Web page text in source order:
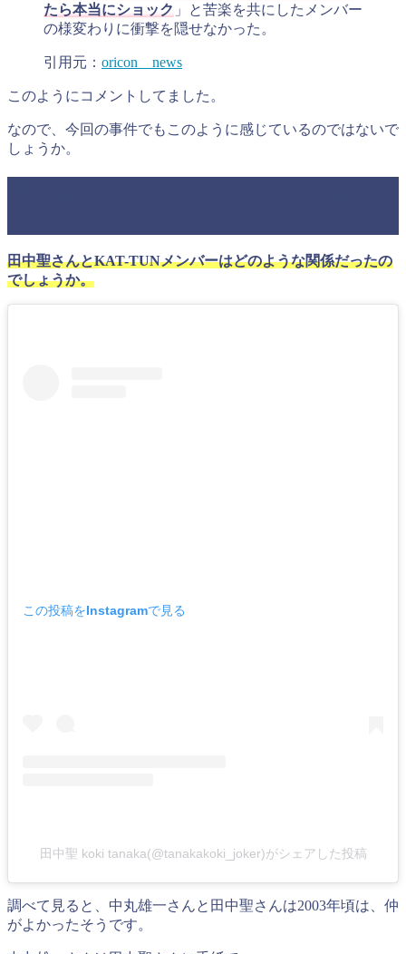
たら本当にショック 」と苦楽を共にしたメンバー
の様変わりに衝撃を隠せなかった。
引用元： oricon news
このようにコメントしてました。
なので、今回の事件でもこのように感じているのではないで
しょうか。
田中聖さんとKAT-TUNメンバーはどのような関係だったの
でしょうか。
この投稿をInstagramで見る
田中聖 koki tanaka(@tanakakoki_joker)がシェアした投稿
調べて見ると、中丸雄一さんと田中聖さんは2003年頃は、仲
がよかったそうです。